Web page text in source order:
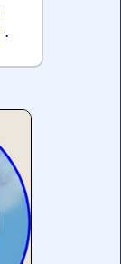
.